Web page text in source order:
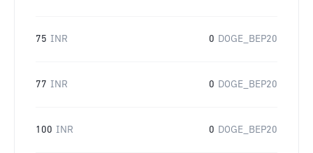
75 INR 0 DOGE_BEP20
77 INR 0 DOGE_BEP20
100 INR 0 DOGE_BEP20